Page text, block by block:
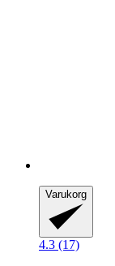
Varukorg
4.3 (17)